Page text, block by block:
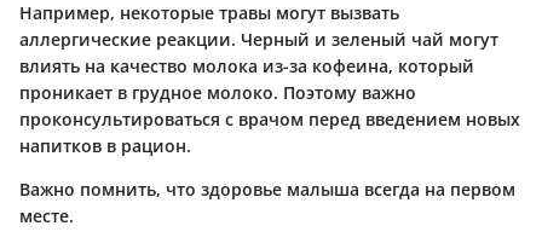
Например, некоторые травы могут вызвать
аллергические реакции. Черный и зеленый чай могут
влиять на качество молока из-за кофеина, который
проникает в грудное молоко. Поэтому важно
проконсультироваться с врачом перед введением новых
напитков в рацион.
Важно помнить, что здоровье малыша всегда на первом
месте.